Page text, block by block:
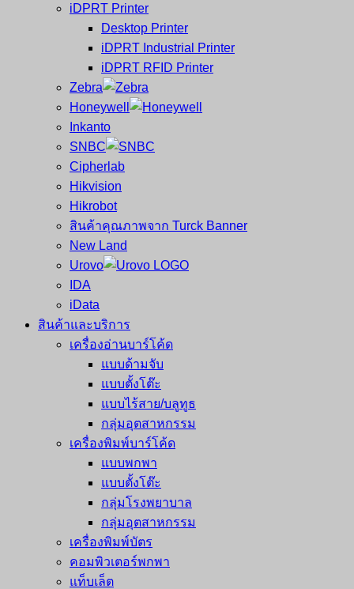
iDPRT Printer
Desktop Printer
iDPRT Industrial Printer
iDPRT RFID Printer
Zebra
Honeywell
Inkanto
SNBC
Cipherlab
Hikvision
Hikrobot
สินค้าคุณภาพจาก Turck Banner
New Land
Urovo
IDA
iData
สินค้าและบริการ
เครื่องอ่านบาร์โค้ด
แบบด้ามจับ
แบบตั้งโต๊ะ
แบบไร้สาย/บลูทูธ
กลุ่มอุตสาหกรรม
เครื่องพิมพ์บาร์โค้ด
แบบพกพา
แบบตั้งโต๊ะ
กลุ่มโรงพยาบาล
กลุ่มอุตสาหกรรม
เครื่องพิมพ์บัตร
คอมพิวเตอร์พกพา
แท็บเล็ต